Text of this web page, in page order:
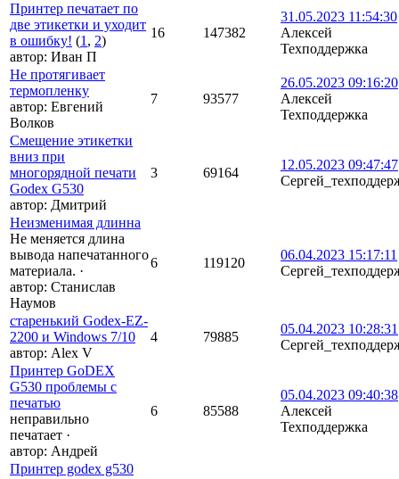
Принтер печатает по
две этикетки и уходит
в ошибку! (1 , 2)
автор: Иван П
16 147382
31.05.2023 11:54:30
Алексей
Техподдержка
Не протягивает
термопленку
автор: Евгений
Волков
7 93577
26.05.2023 09:16:20
Алексей
Техподдержка
Смещение этикетки
вниз при
многорядной печати
Godex G530
автор: Дмитрий
3 69164
12.05.2023 09:47:47
Неизменимая длинна
Не меняется длина
вывода напечатанного
материала. ·
автор: Станислав
Наумов
6 119120
06.04.2023 15:17:11
старенький Godex-EZ-
2200 и Windows 7/10
автор: Alex V
4 79885
05.04.2023 10:28:31
Принтер GoDEX
G530 проблемы с
печатью
неправильно
печатает ·
автор: Андрей
6 85588
05.04.2023 09:40:38
Алексей
Техподдержка
Принтер godex g530